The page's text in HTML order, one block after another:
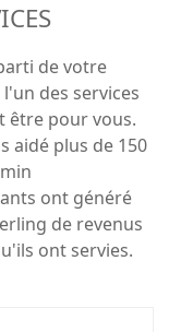
de votre
des services
être pour vous.
aidé plus de 150
ont généré
de revenus
ont servies.